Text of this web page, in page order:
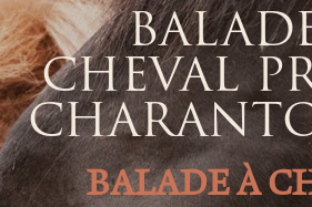
CHEVAL
BALADE À